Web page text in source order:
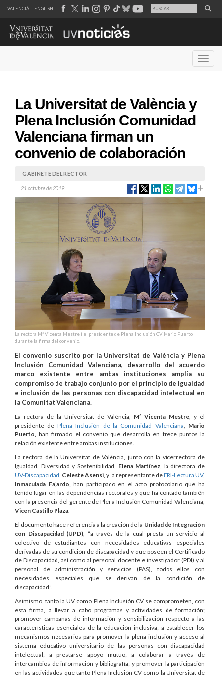
VALENCIÀ ENGLISH
La Universitat de València y
Plena Inclusión Comunidad
Valenciana firman un
convenio de colaboración
GABINETE DEL RECTOR
21 octubre de 2019
La rectora Mª Vicenta Mestre i el presidente de Plena Inclusión CV Mario Puerto
durante la firma del convenio.
El convenio suscrito por la Universitat de València y Plena
Inclusión Comunidad Valenciana, desarrollo del acuerdo
marco existente entre ambas instituciones amplía su
compromiso de trabajo conjunto por el principio de igualdad
e inclusión de las personas con discapacidad intelectual en
la Comunitat Valenciana.
La rectora de la Universitat de València, Mª Vicenta Mestre, y el
presidente de Plena Inclusión de la Comunidad Valenciana, Mario
Puerto, han firmado el convenio que desarrolla en trece puntos la
relación existente entre ambas instituciones.
La rectora de la Universitat de València, junto con la vicerrectora de
Igualdad, Diversidad y Sostenibilidad, Elena Martínez, la directora de
UV-Discapacidad, Celeste Asensi, y la representante deERI-Lectura UV,
Inmaculada Fajardo,han participado en el acto protocolario que ha
tenido lugar en las dependencias rectorales y que ha contado también
con la presencia del gerente de Plena Inclusión Comunidad Valenciana,
Vicen Castillo Plaza.
El documento hace referencia a la creación de la Unidad de Integración
con Discapacidad (UPD), “a través de la cual presta un servicio al
colectivo de estudiantes con necesidades educativas especiales
derivadas de su condición de discapacidad y que poseen el Certificado
de Discapacidad, así como al personal docente e investigador (PDI) y al
personal de administración y servicios (PAS), todos ellos con
necesidades especiales que se derivan de la condición de
discapacidad”.
Asimismo, tanto la UV como Plena Inclusión CV se comprometen, con
esta firma, a llevar a cabo programas y actividades de formación;
promover campañas de información y sensibilización respecto a las
características esenciales de la educación inclusiva; a establecer los
mecanismos necesarios para promover la plena inclusión y acceso al
sistema educativo universitario de las personas con discapacidad
intelectual; a prestarse apoyo mutuo; a colaborar a través de
intercambios de información y bibliografía; y promover la participación
en las actividades que tanto Plena Inclusión CV como la Universitat de